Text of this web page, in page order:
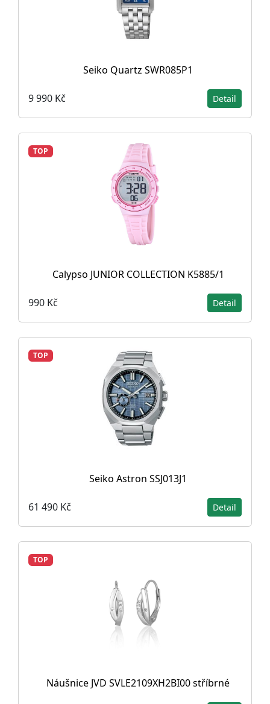
Seiko Quartz SWR085P1
9 990 Kč Detail
TOP
Calypso JUNIOR COLLECTION K5885/1
990 Kč Detail
TOP
Seiko Astron SSJ013J1
61 490 Kč Detail
TOP
Náušnice JVD SVLE2109XH2BI00 stříbrné